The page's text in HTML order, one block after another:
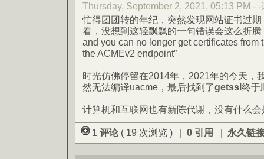
Thursday, September 2, 2021, 05:13 PM - -
忙得团团转的年纪，突然发现网站证书过
看，没想到这轻飘飘的一句错误会这么折
and you can no longer get certificates from
the ACMEv2 endpoint”
时光仿佛停留在2014年，2021年的今天，
然无法编译uacme，最后找到了getssl终于
计算机和互联网也有新陈代谢，没有什么
1 评论 ( 19 次浏览 ) | 0 引用 | 永久链